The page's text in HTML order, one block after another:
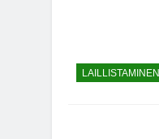
LAILLISTAMINEN